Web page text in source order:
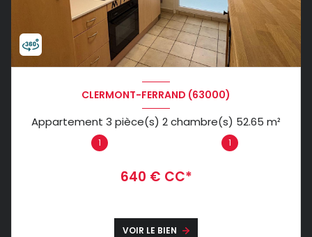
CLERMONT-FERRAND (63000)
Appartement 3 pièce(s) 2 chambre(s) 52.65 m²
1 1
640 € CC*
VOIR LE BIEN